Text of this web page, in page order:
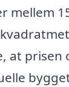
mellem
at prisen